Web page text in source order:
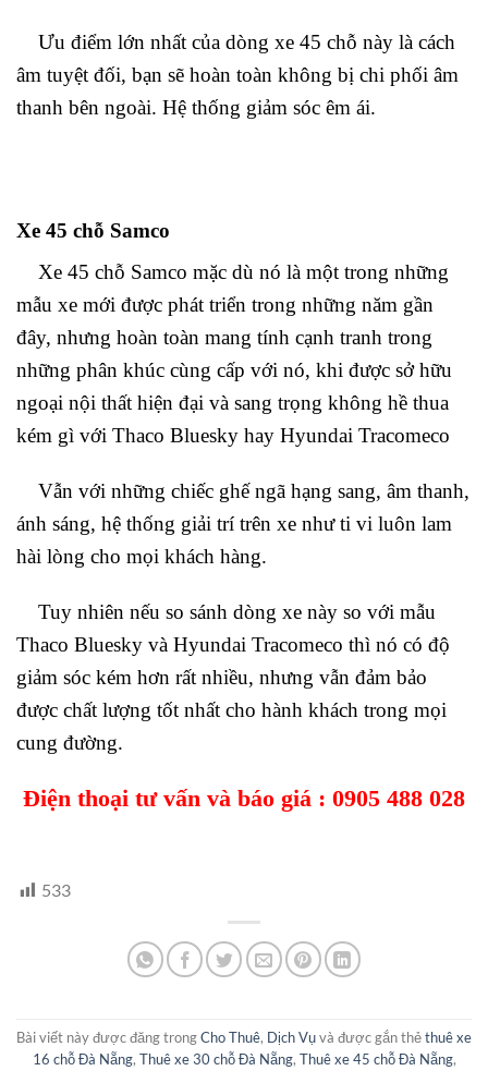
Ưu điểm lớn nhất của dòng xe 45 chỗ này là cách
âm tuyệt đối, bạn sẽ hoàn toàn không bị chi phối âm
thanh bên ngoài. Hệ thống giảm sóc êm ái.
Xe 45 chỗ Samco
Xe 45 chỗ Samco mặc dù nó là một trong những
mẫu xe mới được phát triển trong những năm gần
đây, nhưng hoàn toàn mang tính cạnh tranh trong
những phân khúc cùng cấp với nó, khi được sở hữu
ngoại nội thất hiện đại và sang trọng không hề thua
kém gì với Thaco Bluesky hay Hyundai Tracomeco
Vẫn với những chiếc ghế ngã hạng sang, âm thanh,
ánh sáng, hệ thống giải trí trên xe như ti vi luôn lam
hài lòng cho mọi khách hàng.
Tuy nhiên nếu so sánh dòng xe này so với mẫu
Thaco Bluesky và Hyundai Tracomeco thì nó có độ
giảm sóc kém hơn rất nhiều, nhưng vẫn đảm bảo
được chất lượng tốt nhất cho hành khách trong mọi
cung đường.
Điện thoại tư vấn và báo giá : 0905 488 028
533
Bài viết này được đăng trongCho Thuê, Dịch Vụvà được gắn thẻthuê xe
16 chỗ Đà Nẵng, Thuê xe 30 chỗ Đà Nẵng, Thuê xe 45 chỗ Đà Nẵng,